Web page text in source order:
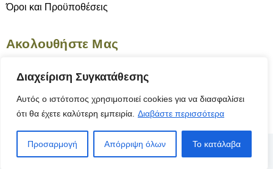
Διαχείριση Συγκατάθεσης
Αυτός ο ιστότοπος χρησιμοποιεί cookies για να διασφαλίσει
ότι θα έχετε καλύτερη εμπειρία. Διαβάστε περισσότερα
Προσαρμογή Απόρριψη όλων Το κατάλαβα
Όροι και Προϋποθέσεις
Ακολουθήστε Μας
© 2025 Το Γνήσιον | Κατασκευή Ιστοσελίδας ByYourSite